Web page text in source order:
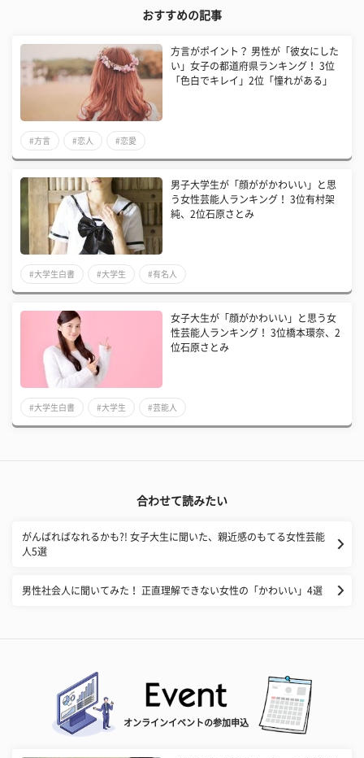
おすすめの記事
方言がポイント？ 男性が「彼女にした
い」女子の都道府県ランキング！ 3位
「色白でキレイ」2位「憧れがある」
#方言 #恋人 #恋愛
男子大学生が「顔ががかわいい」と思
う女性芸能人ランキング！ 3位有村架
純、2位石原さとみ
#大学生白書 #大学生 #有名人
女子大生が「顔がかわいい」と思う女
性芸能人ランキング！ 3位橋本環奈、2
位石原さとみ
#大学生白書 #大学生 #芸能人
合わせて読みたい
がんばればなれるかも?! 女子大生に聞いた、親近感のもてる女性芸能
人5選
男性社会人に聞いてみた！ 正直理解できない女性の「かわいい」4選
オンラインイベントの参加申込